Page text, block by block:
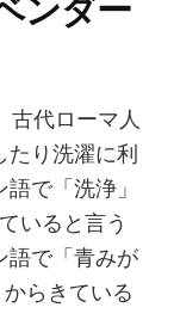
ンダー
古代ローマ人
り洗濯に利
で「洗浄」
いると言う
語で「青みが
らきている